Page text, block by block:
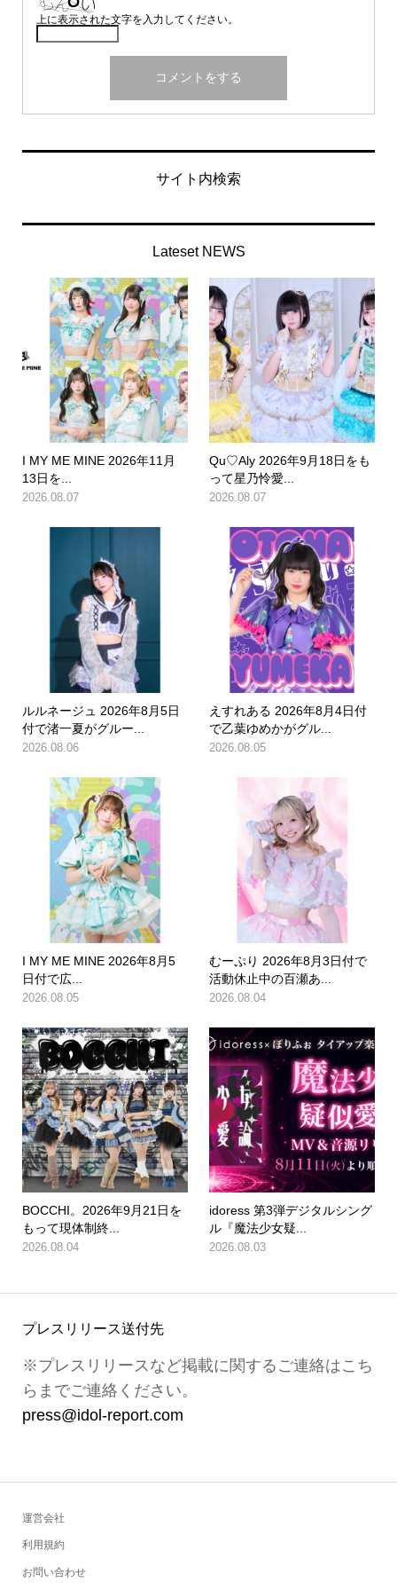
上に表示された文字を入力してください。
サイト内検索
Lateset NEWS
I MY ME MINE 2026年11月
13日を...
2026.08.07
Qu♡Aly 2026年9月18日をも
って星乃怜愛...
2026.08.07
ルルネージュ 2026年8月5日
付で渚一夏がグルー...
2026.08.06
えすれある 2026年8月4日付
で乙葉ゆめかがグル...
2026.08.05
I MY ME MINE 2026年8月5
日付で広...
2026.08.05
むーぷり 2026年8月3日付で
活動休止中の百瀬あ...
2026.08.04
BOCCHI。2026年9月21日を
もって現体制終...
2026.08.04
idoress 第3弾デジタルシング
ル『魔法少女疑...
2026.08.03
プレスリリース送付先
※プレスリリースなど掲載に関するご連絡はこち
らまでご連絡ください。
press@idol-report.com
運営会社
利用規約
お問い合わせ